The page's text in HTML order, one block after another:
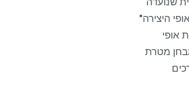
היצירה"
אופי
מטרת